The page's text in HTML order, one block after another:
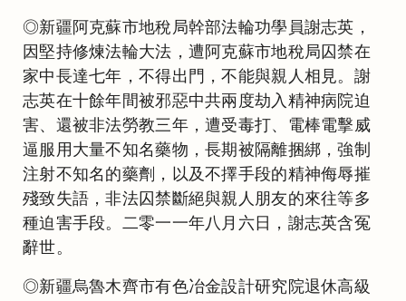
◎新疆阿克蘇市地稅局幹部法輪功學員謝志英，
因堅持修煉法輪大法，遭阿克蘇市地稅局囚禁在
家中長達七年，不得出門，不能與親人相見。謝
志英在十餘年間被邪惡中共兩度劫入精神病院迫
害、還被非法勞教三年，遭受毒打、電棒電擊威
逼服用大量不知名藥物，長期被隔離捆綁，強制
注射不知名的藥劑，以及不擇手段的精神侮辱摧
殘致失語，非法囚禁斷絕與親人朋友的來往等多
種迫害手段。二零一一年八月六日，謝志英含冤
辭世。
◎新疆烏魯木齊市有色冶金設計研究院退休高級